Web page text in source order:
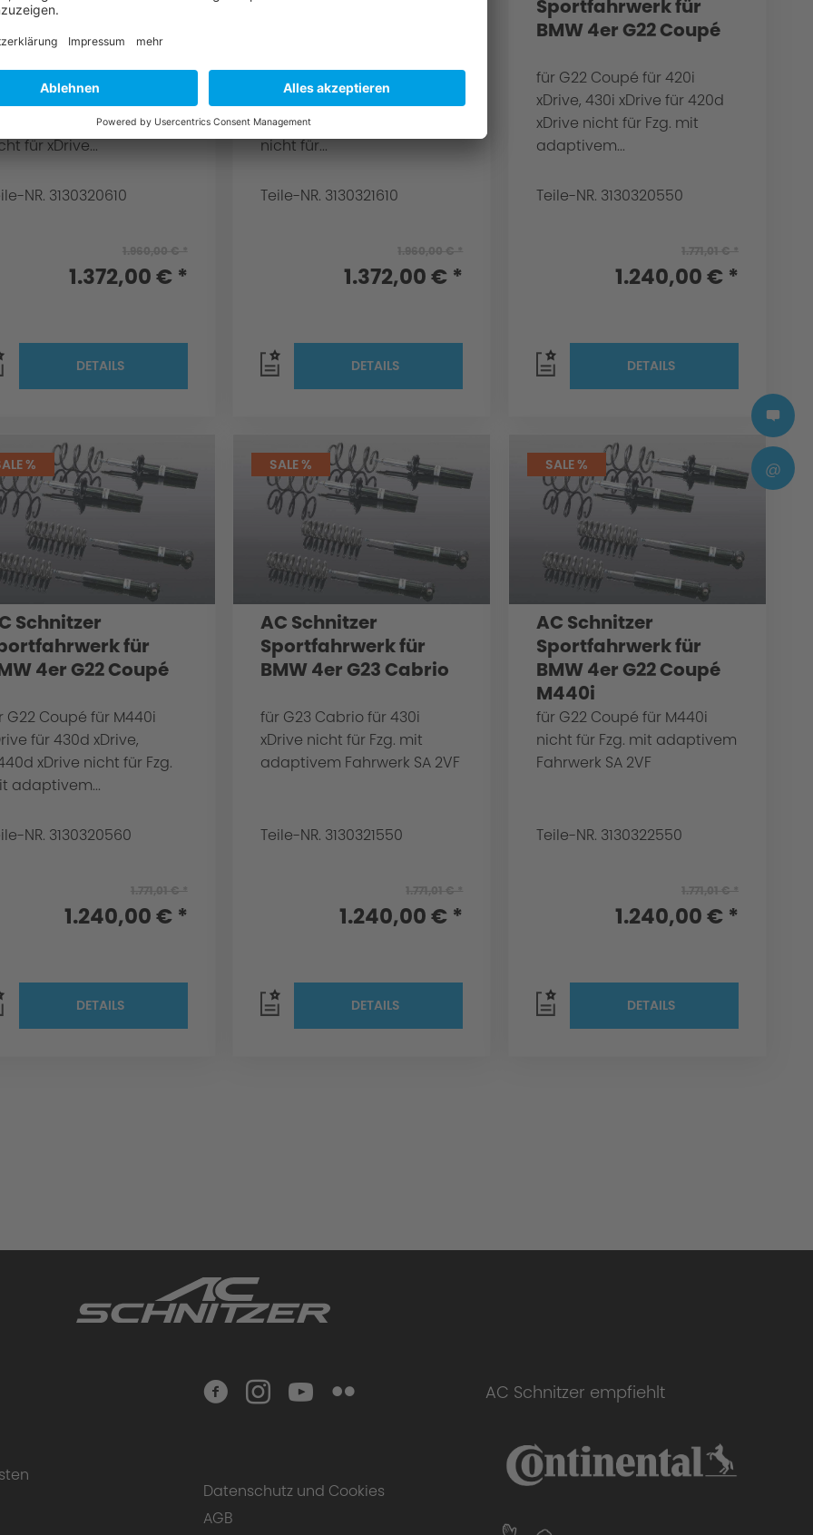
für
G22 Coupé für 420i, 430i
420d für Fzg. mit
Fahrwerk SA 2VF
für xDrive...
NR. 3130320610
1.372,00 € *
DETAILS
Sportfahrwerk für
für G23 Cabrio für 420i, 430i
für 420d für Fzg. mit
adaptivem Fahrwerk SA 2VF
nicht für...
Teile-NR. 3130321610
1.372,00 € *
DETAILS
Sportfahrwerk für
BMW 4er G22 Coupé
für G22 Coupé für 420i
xDrive, 430i xDrive für 420d
xDrive nicht für Fzg. mit
adaptivem...
Teile-NR. 3130320550
1.240,00 € *
DETAILS
%
Schnitzer
für
4er G22 Coupé
G22 Coupé für M440i
für 430d xDrive,
xDrive nicht für Fzg.
adaptivem...
NR. 3130320560
1.240,00 € *
DETAILS
SALE %
AC Schnitzer
Sportfahrwerk für
BMW 4er G23 Cabrio
für G23 Cabrio für 430i
xDrive nicht für Fzg. mit
adaptivem Fahrwerk SA 2VF
Teile-NR. 3130321550
1.240,00 € *
DETAILS
SALE %
AC Schnitzer
Sportfahrwerk für
BMW 4er G22 Coupé
M440i
für G22 Coupé für M440i
nicht für Fzg. mit adaptivem
Fahrwerk SA 2VF
Teile-NR. 3130322550
1.240,00 € *
DETAILS
Datenschutz und Cookies
AGB
AC Schnitzer empfiehlt
@